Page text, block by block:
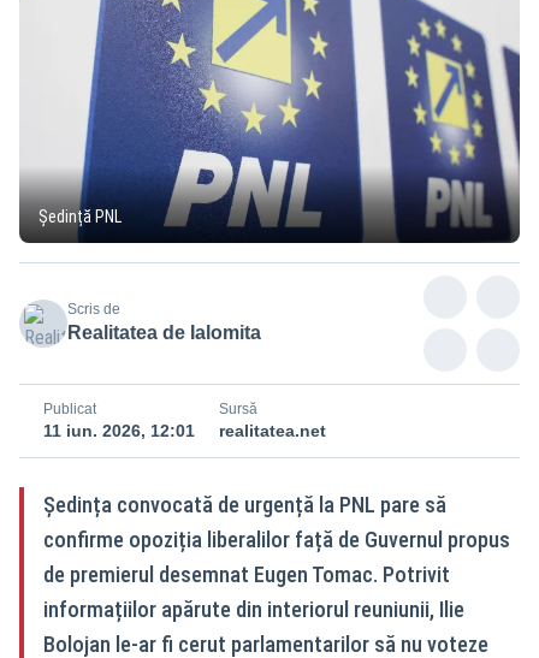
Ședință PNL
Scris de
Realitatea de Ialomita
Publicat
11 iun. 2026, 12:01
Sursă
realitatea.net
Ședința convocată de urgență la PNL pare să
confirme opoziția liberalilor față de Guvernul propus
de premierul desemnat Eugen Tomac. Potrivit
informațiilor apărute din interiorul reuniunii, Ilie
Bolojan le-ar fi cerut parlamentarilor să nu voteze